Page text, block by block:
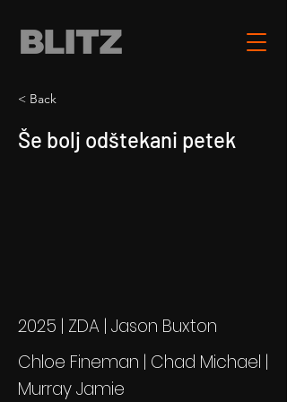
< Back
Še bolj odštekani petek
2025 | ZDA | Jason Buxton
Chloe Fineman | Chad Michael |
Murray Jamie